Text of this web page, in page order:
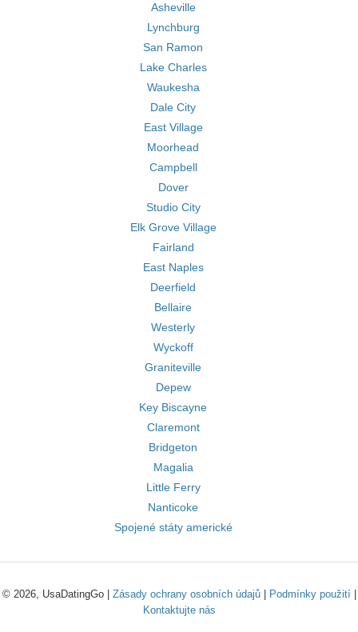
Asheville
Lynchburg
San Ramon
Lake Charles
Waukesha
Dale City
East Village
Moorhead
Campbell
Dover
Studio City
Elk Grove Village
Fairland
East Naples
Deerfield
Bellaire
Westerly
Wyckoff
Graniteville
Depew
Key Biscayne
Claremont
Bridgeton
Magalia
Little Ferry
Nanticoke
Spojené státy americké
© 2026, UsaDatingGo | Zásady ochrany osobních údajů| Podmínky použití|
Kontaktujte nás